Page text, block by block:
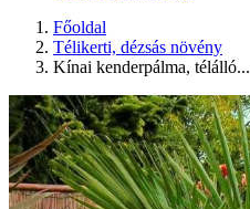
Főoldal
Télikerti, dézsás növény
Kínai kenderpálma, télálló...